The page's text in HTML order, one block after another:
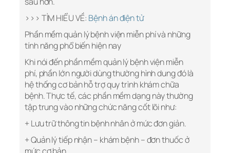
>>> TÌM HIỂU VỀ: Bệnh án điện tử
Phần mềm quản lý bệnh viện miễn phí và những
tính năng phổ biến hiện nay
Khi nói đến phần mềm quản lý bệnh viện miễn
phí, phần lớn người dùng thường hình dung đó là
hệ thống cơ bản hỗ trợ quy trình khám chữa
bệnh. Thực tế, các phần mềm dạng này thường
tập trung vào những chức năng cốt lõi như:
+ Lưu trữ thông tin bệnh nhân ở mức đơn giản.
+ Quản lý tiếp nhận – khám bệnh – đơn thuốc ở